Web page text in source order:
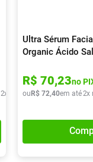
2x de R$ 31,45
Ultra Sérum
Organic Ácido
R$ 70,23no
ou R$ 72,40em até2x